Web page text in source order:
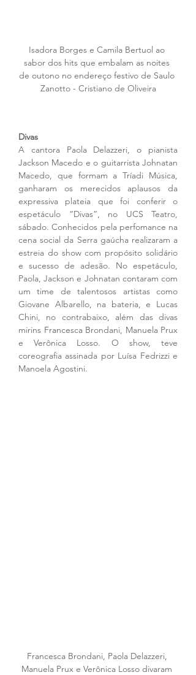
Isadora Borges e Camila Bertuol ao
sabor dos hits que embalam as noites
de outono no endereço festivo de Saulo
Zanotto - Cristiano de Oliveira
Divas
A cantora Paola Delazzeri, o pianista
Jackson Macedo e o guitarrista Johnatan
Macedo, que formam a Tríadi Música,
ganharam os merecidos aplausos da
expressiva plateia que foi conferir o
espetáculo “Divas”, no UCS Teatro,
sábado. Conhecidos pela perfomance na
cena social da Serra gaúcha realizaram a
estreia do show com propósito solidário
e sucesso de adesão. No espetáculo,
Paola, Jackson e Johnatan contaram com
um time de talentosos artistas como
Giovane Albarello, na bateria, e Lucas
Chini, no contrabaixo, além das divas
mirins Francesca Brondani, Manuela Prux
e Verônica Losso. O show, teve
coreografia assinada por Luísa Fedrizzi e
Manoela Agostini.
Francesca Brondani, Paola Delazzeri,
Manuela Prux e Verônica Losso divaram